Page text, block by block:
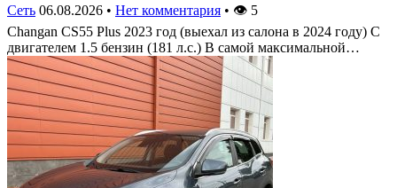
Сеть 06.08.2026 • Нет комментария • 👁 5
Changan CS55 Plus 2023 год (выехал из салона в 2024 году) С
двигателем 1.5 бензин (181 л.с.) В самой максимальной…